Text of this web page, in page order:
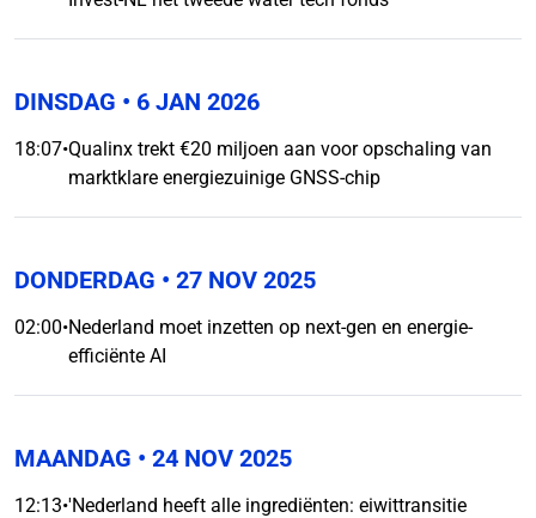
DINSDAG • 6 JAN 2026
18:07•Qualinx trekt €20 miljoen aan voor opschaling van
marktklare energiezuinige GNSS-chip
DONDERDAG • 27 NOV 2025
02:00•Nederland moet inzetten op next-gen en energie-
efficiënte AI
MAANDAG • 24 NOV 2025
12:13•'Nederland heeft alle ingrediënten: eiwittransitie